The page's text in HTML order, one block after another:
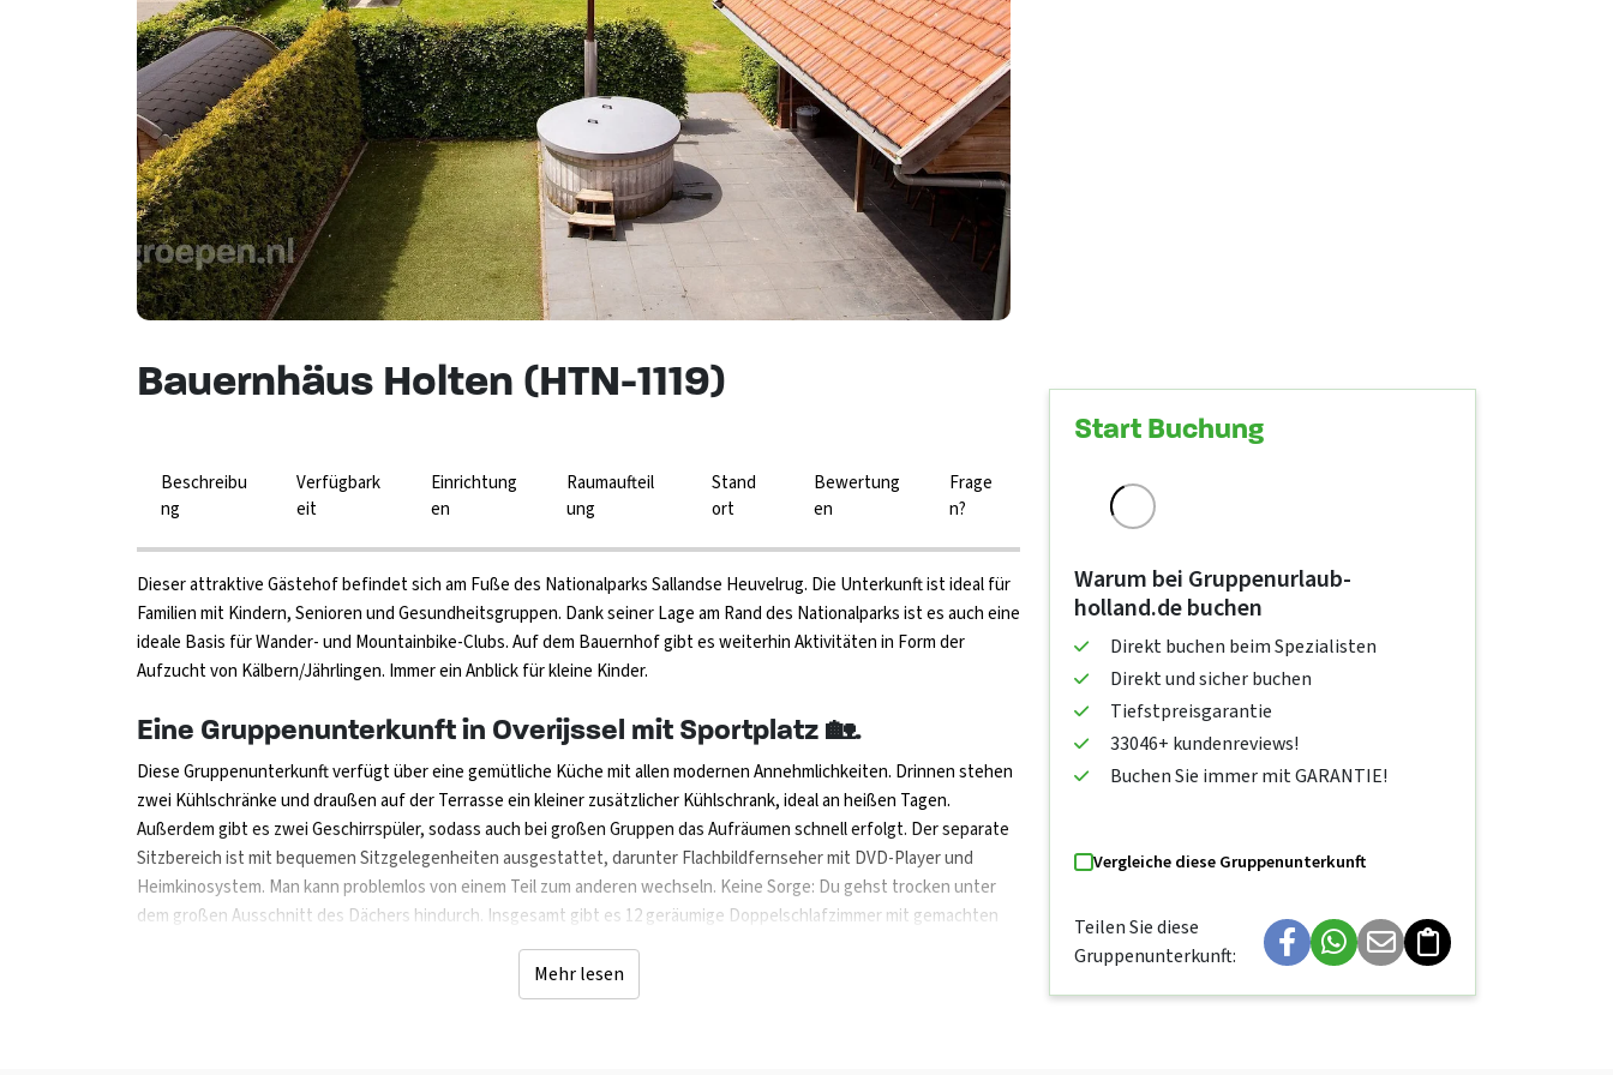
Bauernhäus Holten (HTN-1119)
Beschreibu
ng
Verfügbark
eit
Einrichtung
en
Raumaufteil
ung
Stand
ort
Bewertung
en
Frage
n?
Dieser attraktive Gästehof befindet sich am Fuße des Nationalparks Sallandse Heuvelrug. Die Unterkunft ist ideal für
Familien mit Kindern, Senioren und Gesundheitsgruppen. Dank seiner Lage am Rand des Nationalparks ist es auch eine
ideale Basis für Wander- und Mountainbike-Clubs. Auf dem Bauernhof gibt es weiterhin Aktivitäten in Form der
Aufzucht von Kälbern/Jährlingen. Immer ein Anblick für kleine Kinder.
Eine Gruppenunterkunft in Overijssel mit Sportplatz 🏡.
Diese Gruppenunterkunft verfügt über eine gemütliche Küche mit allen modernen Annehmlichkeiten. Drinnen stehen
zwei Kühlschränke und draußen auf der Terrasse ein kleiner zusätzlicher Kühlschrank, ideal an heißen Tagen.
Außerdem gibt es zwei Geschirrspüler, sodass auch bei großen Gruppen das Aufräumen schnell erfolgt. Der separate
Sitzbereich ist mit bequemen Sitzgelegenheiten ausgestattet, darunter Flachbildfernseher mit DVD-Player und
Heimkinosystem. Man kann problemlos von einem Teil zum anderen wechseln. Keine Sorge: Du gehst trocken unter
dem großen Ausschnitt des Dächers hindurch. Insgesamt gibt es 12 geräumige Doppelschlafzimmer mit gemachten
Betten. Zwei Schlafzimmer sind für Behinderte geeignet und es gibt angepasste sanitäre Einrichtungen. Der Garten
umfasst einen Whirlpool und eine Sauna. Diese sind kostenlos nutzbar. Bei der Ankunft sind die Betten bereits für Sie
gemacht und der Whirlpool ist warm! Es gibt außerdem zwei Dächer mit Terrassenmöbeln. Neben dem Parkplatz
Mehr lesen
Start Buchung
Warum bei Gruppenurlaub-
holland.de buchen
Direkt buchen beim Spezialisten
Direkt und sicher buchen
Tiefstpreisgarantie
33046+ kundenreviews!
Buchen Sie immer mit GARANTIE!
Vergleiche diese Gruppenunterkunft
Teilen Sie diese
Gruppenunterkunft: